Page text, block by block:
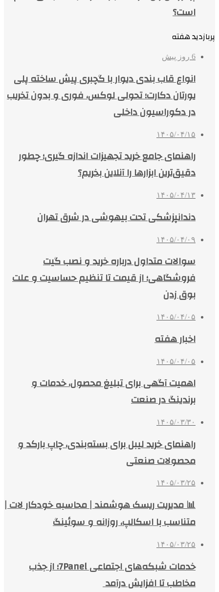
است؟
پربازدید هفته
6 روز پیش
انواع قاب بندی دیوار با گچبری پیش ساخته پلی
یورتان دکارت؛ تحولی لوکس، فوری و بدون تخریب
در دکوراسیون داخلی
۱۴۰۵/۰۴/۱۵
راهنمای جامع خرید تجهیزات اندازه گیری؛ چطور
دقیق‌ترین ابزارها را آنلاین بخریم؟
۱۴۰۵/۰۴/۱۳
دندانپزشکی تحت بیهوشی در شرق تهران
۱۴۰۵/۰۴/۰۹
سوالات متداول درباره خرید و نصب گیت
فروشگاهی؛ از قیمت تا تنظیم حساسیت و علت
بوق زدن
۱۴۰۵/۰۴/۰۵
اخبار هفته
۱۴۰۵/۰۴/۰۵
اهمیت آگهی برای تبلیغ محصول، خدمات و
برندینگ در صنعت
۱۴۰۵/۰۳/۳۰
راهنمای خرید لیبل برای بسته‌بندی، چاپ بارکد و
محصولات صنعتی
۱۴۰۵/۰۳/۲۵
📊 مدیریت ریسک هوشمند | محاسبه خودکار لات |
متناسب با اسکالپ، روزانه و سوئینگ
۱۴۰۵/۰۳/۲۵
خدمات شبکه‌های اجتماعی 7Panel؛ از جذب
مخاطب تا افزایش درآمد